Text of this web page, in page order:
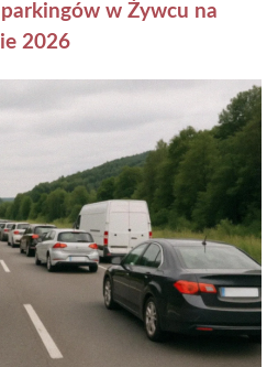
w Żywcu na
2026